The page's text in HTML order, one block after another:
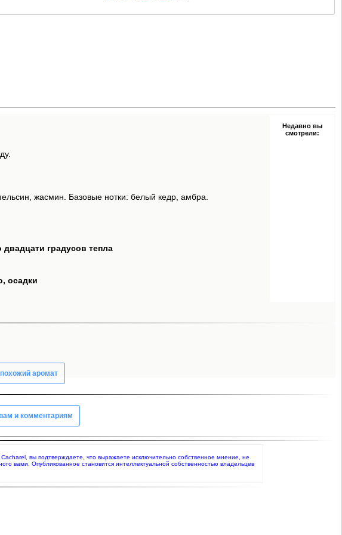
жасмин. Базовые нотки: белый кедр, амбра.
двадцати градусов тепла
осадки
Недавно вы
смотрели:
аромат
и комментариям
вы подтверждаете, что выражаете исключительно собственное мнение, не
вами. Опубликованное становится интеллектуальной собственностью владельцев